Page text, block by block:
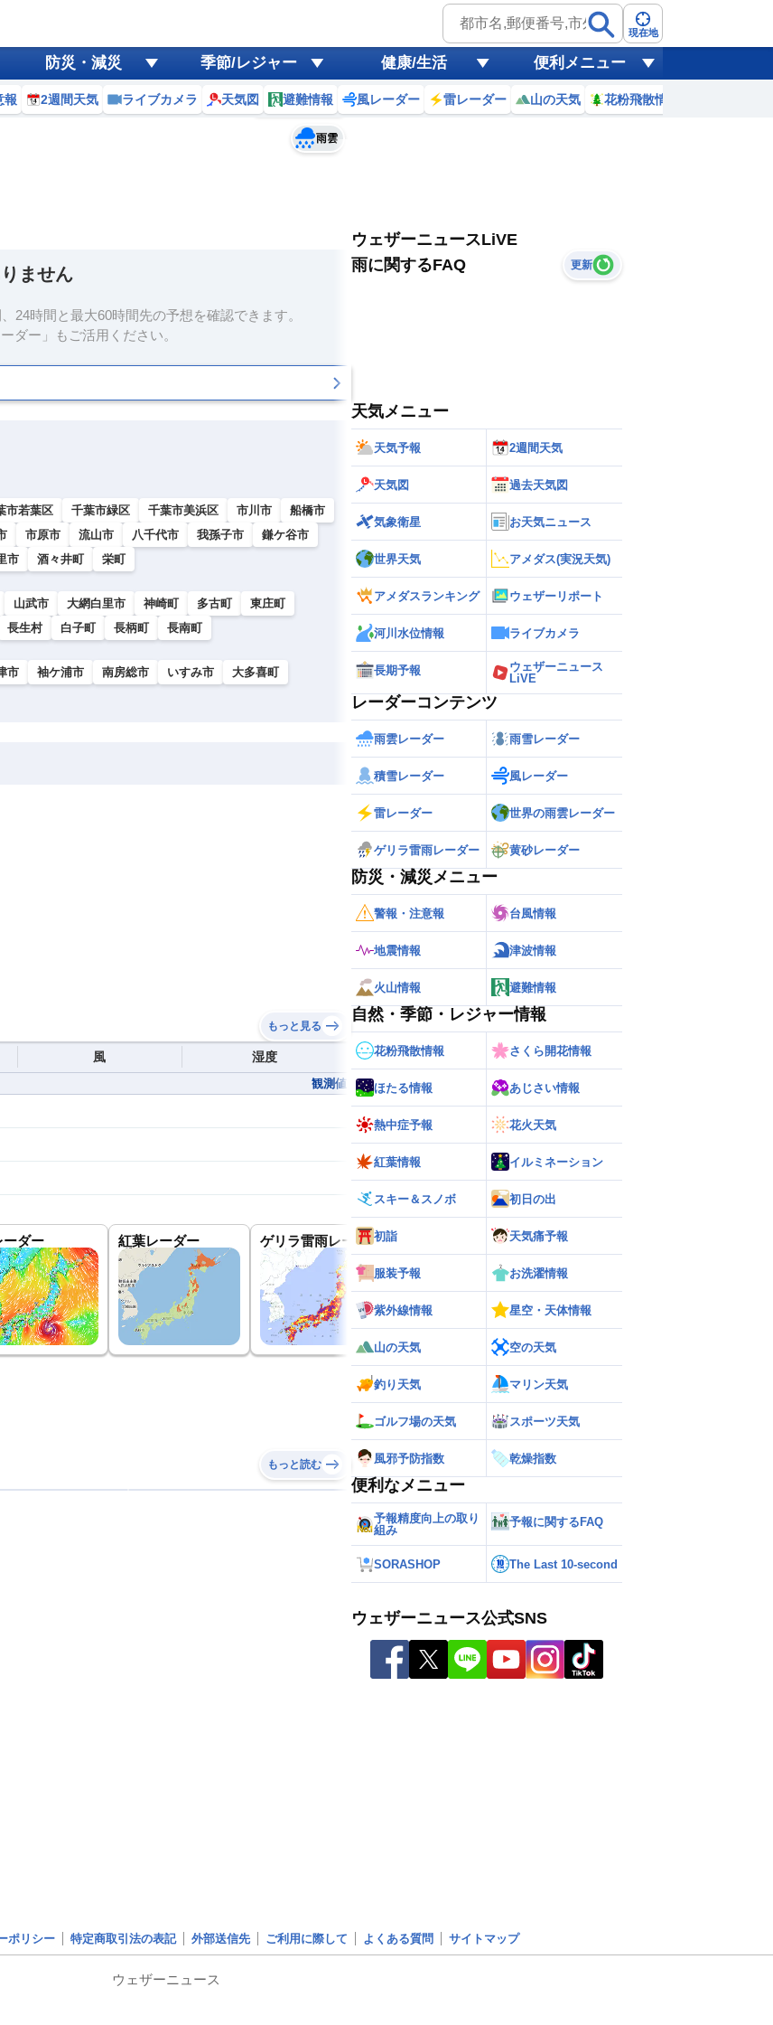
現在地
防災・減災 季節/レジャー 健康/生活 便利メニュー
報 2週間天気 ライブカメラ 天気図 避難情報 風レーダー 雷レーダー 山の天気 花粉飛散情報
雨雲
予報士コメント
黄砂
天気 台風
ません
24時間と最大60時間先の予想を確認できます。
ダー」もご活用ください。
市若葉区 千葉市緑区 千葉市美浜区 市川市
船橋市
市原市 流山市 八千代市 我孫子市
鎌ケ谷市
市 酒々井町 栄町
山武市 大網白里市 神崎町 多古町
東庄町
長生村 白子町 長柄町 長南町
市 袖ケ浦市 南房総市 いすみ市
大多喜町
もっと見る
風 湿度
観測値
ーダー 紅葉レーダー ゲリラ雷雨レーダー 世界の雨雲レーダー
もっと読む
ウェザーニュースLiVE
雨に関するFAQ
更新
天気メニュー
天気予報 2週間天気
天気図 過去天気図
気象衛星 お天気ニュース
世界天気 アメダス(実況天気)
アメダスランキング ウェザーリポート
河川水位情報 ライブカメラ
長期予報
ウェザーニュース
LiVE
レーダーコンテンツ
雨雲レーダー 雨雪レーダー
積雪レーダー 風レーダー
雷レーダー 世界の雨雲レーダー
ゲリラ雷雨レーダー 黄砂レーダー
防災・減災メニュー
警報・注意報 台風情報
地震情報 津波情報
火山情報 避難情報
自然・季節・レジャー情報
花粉飛散情報 さくら開花情報
ほたる情報 あじさい情報
熱中症予報 花火天気
紅葉情報 イルミネーション
スキー＆スノボ 初日の出
初詣 天気痛予報
服装予報 お洗濯情報
紫外線情報 星空・天体情報
山の天気 空の天気
釣り天気 マリン天気
ゴルフ場の天気 スポーツ天気
風邪予防指数 乾燥指数
便利なメニュー
予報精度向上の取り
組み
予報に関するFAQ
SORASHOP The Last 10-second
ウェザーニュース公式SNS
ポリシー 特定商取引法の表記 外部送信先 ご利用に際して よくある質問 サイトマップ
ウェザーニュース